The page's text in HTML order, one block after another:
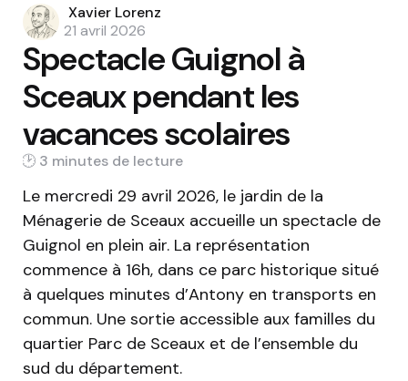
Posted
by
Xavier Lorenz
21 avril 2026
Spectacle Guignol à
Sceaux pendant les
vacances scolaires
3 min
Le mercredi 29 avril 2026, le jardin de la
Ménagerie de Sceaux accueille un spectacle de
Guignol en plein air. La représentation
commence à 16h, dans ce parc historique situé
à quelques minutes d’Antony en transports en
commun. Une sortie accessible aux familles du
quartier Parc de Sceaux et de l’ensemble du
sud du département.